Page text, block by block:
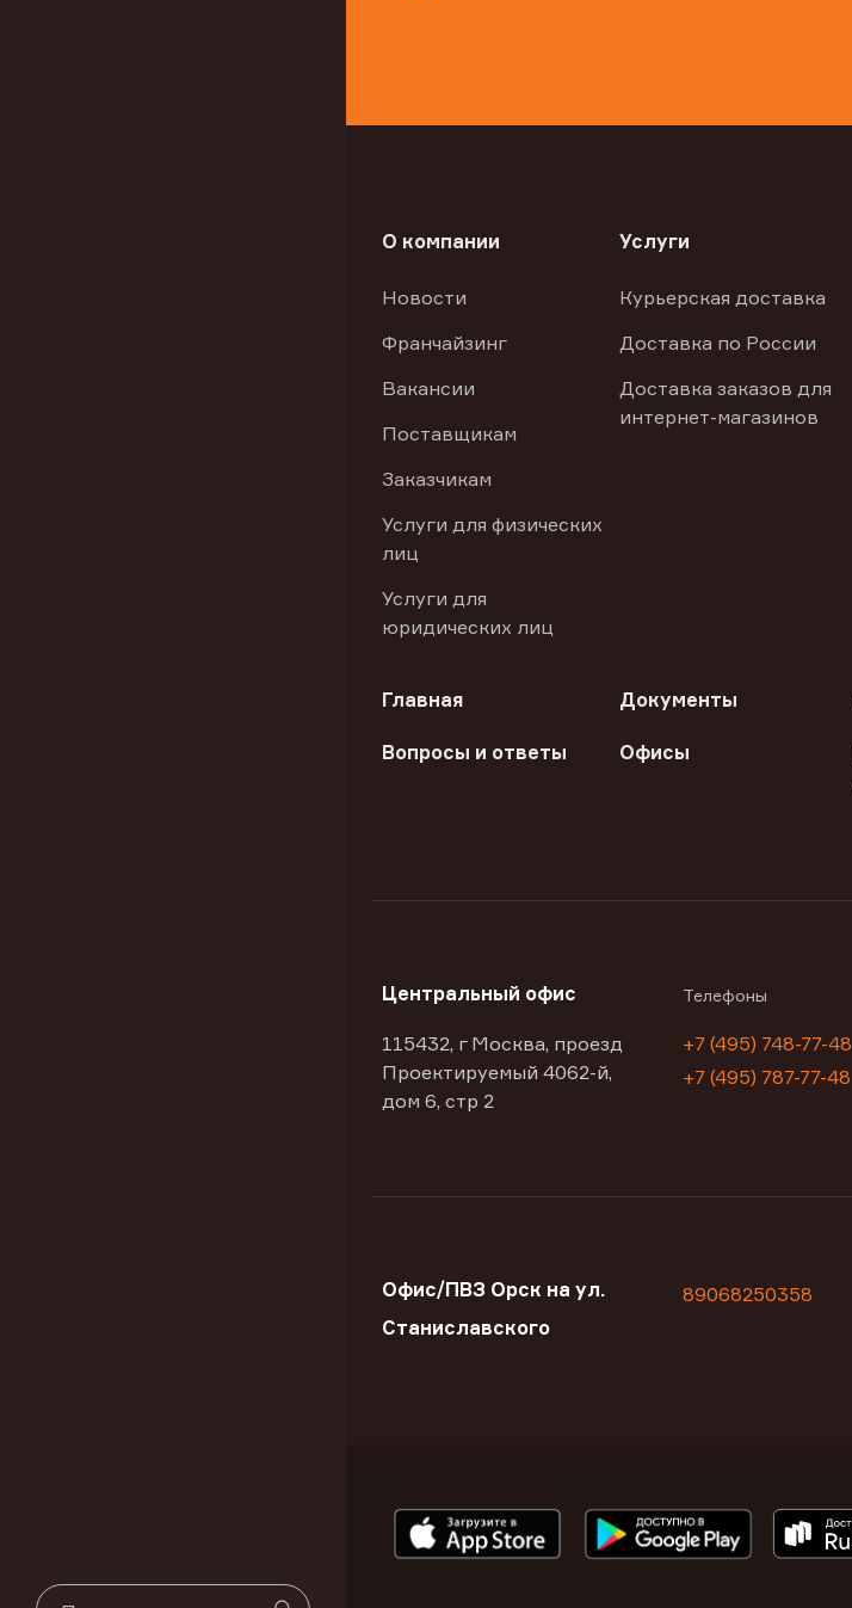
О компании
Новости
Франчайзинг
Вакансии
Поставщикам
Заказчикам
Услуги для физических
лиц
Услуги для
юридических лиц
Услуги
Курьерская доставка
Доставка по России
Доставка заказов для
интернет-магазинов
Главная Документы
Вопросы и ответы Офисы
Центральный офис
115432, г Москва, проезд
Проектируемый 4062-й,
дом 6, стр 2
Телефоны
+7 (495) 748-77-48
+7 (495) 787-77-48
Офис/ПВЗ Орск на ул.
Станиславского
89068250358